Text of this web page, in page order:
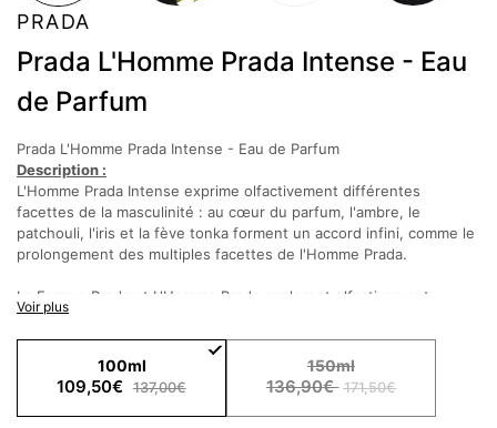
PRADA
Prada L'Homme Prada Intense - Eau
de Parfum
Prada L'Homme Prada Intense - Eau de Parfum
Description :
L'Homme Prada Intense exprime olfactivement différentes
facettes de la masculinité : au cœur du parfum, l'ambre, le
patchouli, l'iris et la fève tonka forment un accord infini, comme le
prolongement des multiples facettes de l'Homme Prada.
La Femme Prada et L'Homme Prada explorent olfactivement
l'essence même de la féminité et de la masculinité, au-delà des
idées préconçues.
Parfums mêlant ingrédients iconiques et compositions
surprenantes, La Femme Prada et L'Homme Prada vous habillent
d'un sillage qui défie toutes les attentes.
Voir plus
100ml
109,50€ 137,00€
150ml
136,90€ 171,50€